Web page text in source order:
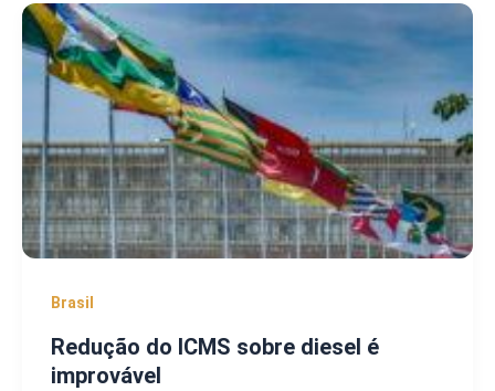
Brasil
Redução do ICMS sobre diesel é
improvável